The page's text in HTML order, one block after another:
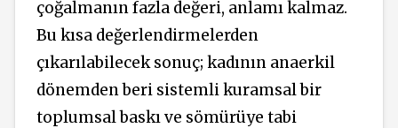
çoğalmanın fazla değeri, anlamı kalmaz.
Bu kısa değerlendirmelerden
çıkarılabilecek sonuç; kadının anaerkil
dönemden beri sistemli kuramsal bir
toplumsal baskı ve sömürüye tabi